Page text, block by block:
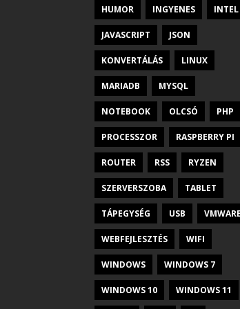
HUMOR INGYENES INTEL
JAVASCRIPT JSON
KONVERTÁLÁS LINUX
MARIADB MYSQL
NOTEBOOK OLCSÓ PHP
PROCESSZOR RASPBERRY PI
ROUTER RSS RYZEN
SZERVERSZOBA TABLET
TÁPEGYSÉG USB
WEBFEJLESZTÉS WIFI
WINDOWS WINDOWS 7
WINDOWS 10 WINDOWS 11